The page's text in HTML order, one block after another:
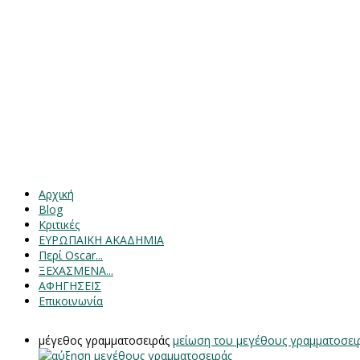
Αρχική
Blog
Κριτικές
ΕΥΡΩΠΑΙΚΗ ΑΚΑΔΗΜΙΑ
Περί Oscar...
ΞΕΧΑΣΜΕΝΑ...
ΑΦΗΓΗΣΕΙΣ
Επικοινωνία
μέγεθος γραμματοσειράς μείωση του μεγέθους